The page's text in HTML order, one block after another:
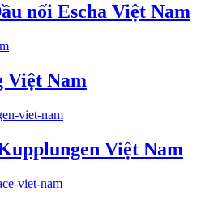
nối Escha Việt Nam
Việt Nam
Việt Nam